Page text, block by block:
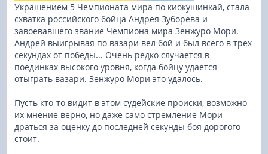
Украшением 5 Чемпионата мира по киокушинкай, стала
схватка российского бойца Андрея Зуборева и
завоевавшего звание Чемпиона мира Зенжуро Мори.
Андрей выигрывая по вазари вел бой и был всего в трех
секундах от победы... Очень редко случается в
поединках высокого уровня, когда бойцу удается
отыграть вазари. Зенжуро Мори это удалось.
Пусть кто-то видит в этом судейские происки, возможно
их мнение верно, но даже само стремление Мори
драться за оценку до последней секунды боя дорогого
стоит.